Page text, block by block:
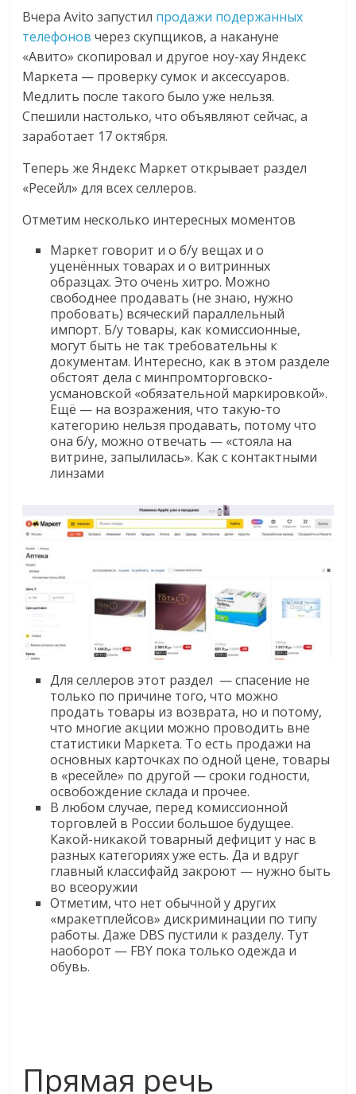
как
знать
как
Сеть
меняет
жизнь
людей
обсудить
эти
читателем.
Вчера Avito запустил продажи подержанных
телефонов через скупщиков, а накануне
«Авито» скопировал и другое ноу-хау Яндекс
Маркета — проверку сумок и аксессуаров.
Медлить после такого было уже нельзя.
Спешили настолько, что объявляют сейчас, а
заработает 17 октября.
Теперь же Яндекс Маркет открывает раздел
«Ресейл» для всех селлеров.
Отметим несколько интересных моментов
Маркет говорит и о б/у вещах и о
уценённых товарах и о витринных
образцах. Это очень хитро. Можно
свободнее продавать (не знаю, нужно
пробовать) всяческий параллельный
импорт. Б/у товары, как комиссионные,
могут быть не так требовательны к
документам. Интересно, как в этом разделе
обстоят дела с минпромторговско-
усмановской «обязательной маркировкой».
Ещё — на возражения, что такую-то
категорию нельзя продавать, потому что
она б/у, можно отвечать — «стояла на
витрине, запылилась». Как с контактными
линзами
Для селлеров этот раздел — спасение не
только по причине того, что можно
продать товары из возврата, но и потому,
что многие акции можно проводить вне
статистики Маркета. То есть продажи на
основных карточках по одной цене, товары
в «ресейле» по другой — сроки годности,
освобождение склада и прочее.
В любом случае, перед комиссионной
торговлей в России большое будущее.
Какой-никакой товарный дефицит у нас в
разных категориях уже есть. Да и вдруг
главный классифайд закроют — нужно быть
во всеоружии
Отметим, что нет обычной у других
«мракетплейсов» дискриминации по типу
работы. Даже DBS пустили к разделу. Тут
наоборот — FBY пока только одежда и
обувь.
Прямая речь